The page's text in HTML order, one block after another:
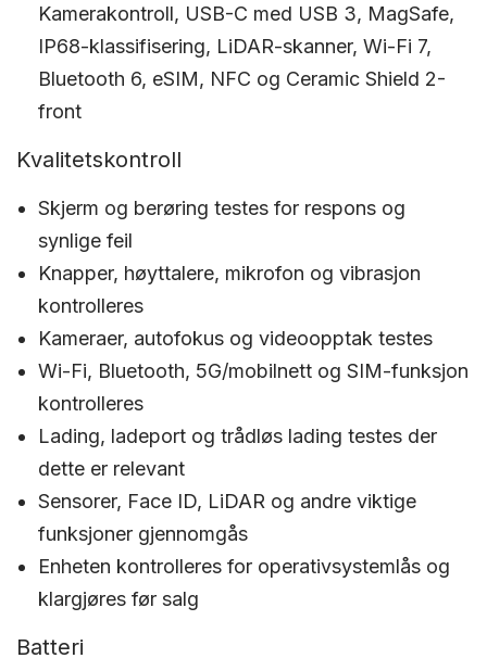
Kamerakontroll, USB-C med USB 3, MagSafe,
IP68-klassifisering, LiDAR-skanner, Wi-Fi 7,
Bluetooth 6, eSIM, NFC og Ceramic Shield 2-
front
Kvalitetskontroll
Skjerm og berøring testes for respons og
synlige feil
Knapper, høyttalere, mikrofon og vibrasjon
kontrolleres
Kameraer, autofokus og videoopptak testes
Wi-Fi, Bluetooth, 5G/mobilnett og SIM-funksjon
kontrolleres
Lading, ladeport og trådløs lading testes der
dette er relevant
Sensorer, Face ID, LiDAR og andre viktige
funksjoner gjennomgås
Enheten kontrolleres for operativsystemlås og
klargjøres før salg
Batteri